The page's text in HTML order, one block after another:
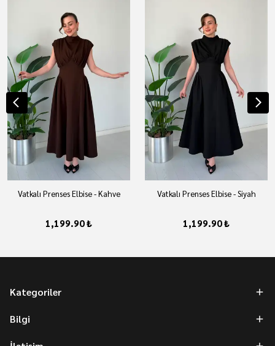
Vatkalı Prenses Elbise - Kahve
1,199.90 ₺
Vatkalı Prenses Elbise - Siyah
1,199.90 ₺
Kategoriler
Bilgi